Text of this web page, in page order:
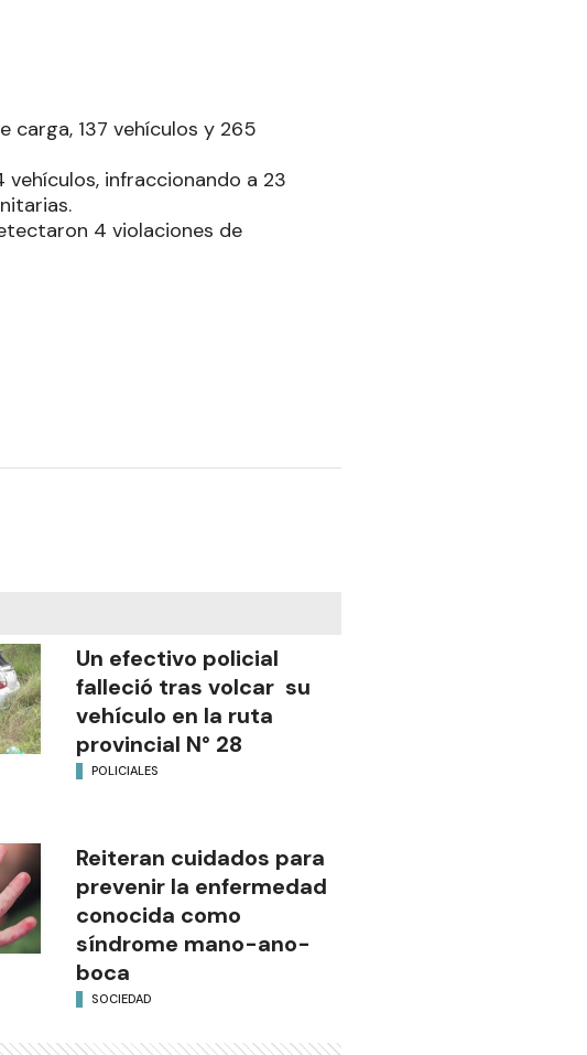
carga, 137 vehículos y 265
infraccionando a 23
4 violaciones de
Un efectivo policial
falleció tras volcar su
vehículo en la ruta
provincial N° 28
POLICIALES
Reiteran cuidados para
prevenir la enfermedad
conocida como
síndrome mano-ano-
boca
SOCIEDAD